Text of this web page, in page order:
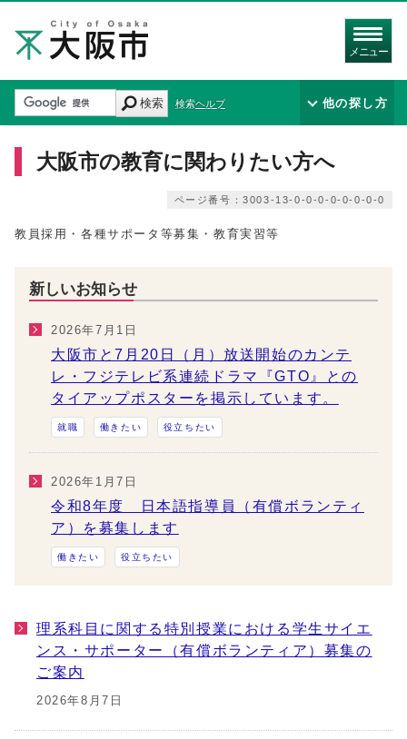
メニュー
検索 検索ヘルプ 他の探し方
大阪市の教育に関わりたい方へ
ページ番号：3003-13-0-0-0-0-0-0-0-0
教員採用・各種サポータ等募集・教育実習等
新しいお知らせ
2026年7月1日
大阪市と7月20日（月）放送開始のカンテ
レ・フジテレビ系連続ドラマ『GTO』との
タイアップポスターを掲示しています。
就職 働きたい 役立ちたい
2026年1月7日
令和8年度 日本語指導員（有償ボランティ
ア）を募集します
働きたい 役立ちたい
理系科目に関する特別授業における学生サイエ
ンス・サポーター（有償ボランティア）募集の
ご案内
2026年8月7日